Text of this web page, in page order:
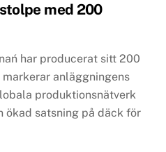
med 200
har producerat sitt 200
anläggningens
produktionsnätverk
ökad satsning på däck för